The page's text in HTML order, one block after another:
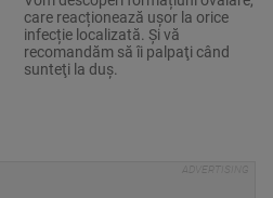
care reacționează ușor la orice
infecție localizată. Şi vă
recomandăm să îi palpaţi când
sunteţi la duş.